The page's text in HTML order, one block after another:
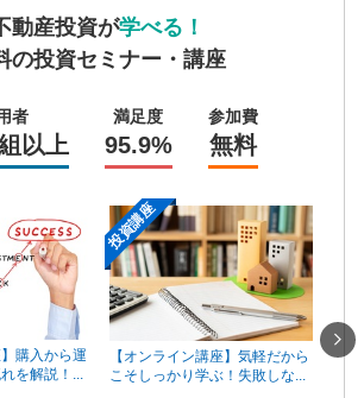
動産投資が学べる！
の投資セミナー・講座
者
以上
満足度
95.9%
参加費
無料
購入から運
を解説！...
投資講座
【オンライン講座】気軽だから
こそしっかり学ぶ！失敗しな...
【オ